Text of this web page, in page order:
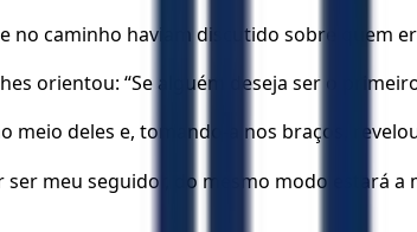
no caminho haviam discutido sobre quem
orientou: “Se alguém deseja ser o
meio deles e, tomando-a nos braços,
ser meu seguidor, do mesmo modo